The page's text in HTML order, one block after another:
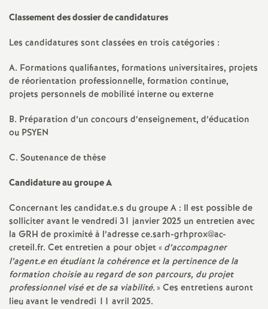
é
a
n
s
u
r
s
Classement des dossier de candidatures
Les candidatures sont classées en trois catégories :
A. Formations qualifiantes, formations universitaires, projets
de réorientation professionnelle, formation continue,
projets personnels de mobilité interne ou externe
B. Préparation d’un concours d’enseignement, d’éducation
ou PSYEN
C. Soutenance de thèse
Candidature au groupe A
Concernant les candidat.e.s du groupe A : Il est possible de
solliciter avant le vendredi 31 janvier 2025 un entretien avec
la GRH de proximité à l’adresse ce.sarh-grhprox@ac-
creteil.fr. Cet entretien a pour objet «d’accompagner
l’agent.e en étudiant la cohérence et la pertinence de la
formation choisie au regard de son parcours, du projet
professionnel visé et de sa viabilité.» Ces entretiens auront
lieu avant le vendredi 11 avril 2025.